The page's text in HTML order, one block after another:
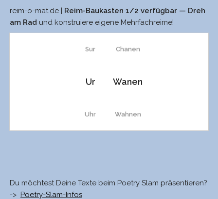
reim-o-mat.de |
Reim-Baukasten 1/2 verfügbar — Dreh
am Rad und konstruiere eigene Mehrfachreime!
Sur
Ur
Uhr
Tour
Chanen
Wanen
Wahnen
Tranen
Du möchtest Deine Texte beim Poetry Slam präsentieren?
-> Poetry-Slam-Infos